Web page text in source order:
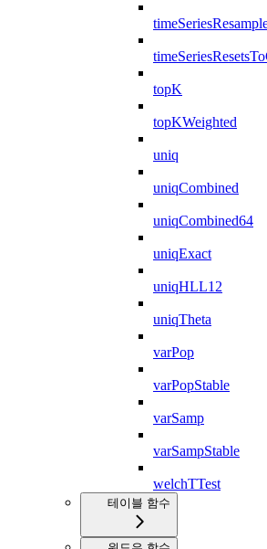
topK
topKWeighted
uniq
uniqCombined
uniqCombined64
uniqExact
uniqHLL12
uniqTheta
varPop
varPopStable
varSamp
varSampStable
welchTTest
테이블 함수